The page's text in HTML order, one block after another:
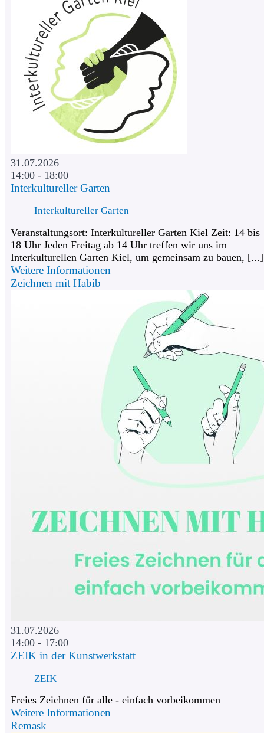
31.07.2026
14:00 - 18:00
Interkultureller Garten
Interkultureller Garten
Veranstaltungsort: Interkultureller Garten Kiel Zeit: 14 bis
18 Uhr Jeden Freitag ab 14 Uhr treffen wir uns im
Interkulturellen Garten Kiel, um gemeinsam zu bauen, [...]
Weitere Informationen
Zeichnen mit Habib
31.07.2026
14:00 - 17:00
ZEIK in der Kunstwerkstatt
ZEIK
Freies Zeichnen für alle - einfach vorbeikommen
Weitere Informationen
Remask